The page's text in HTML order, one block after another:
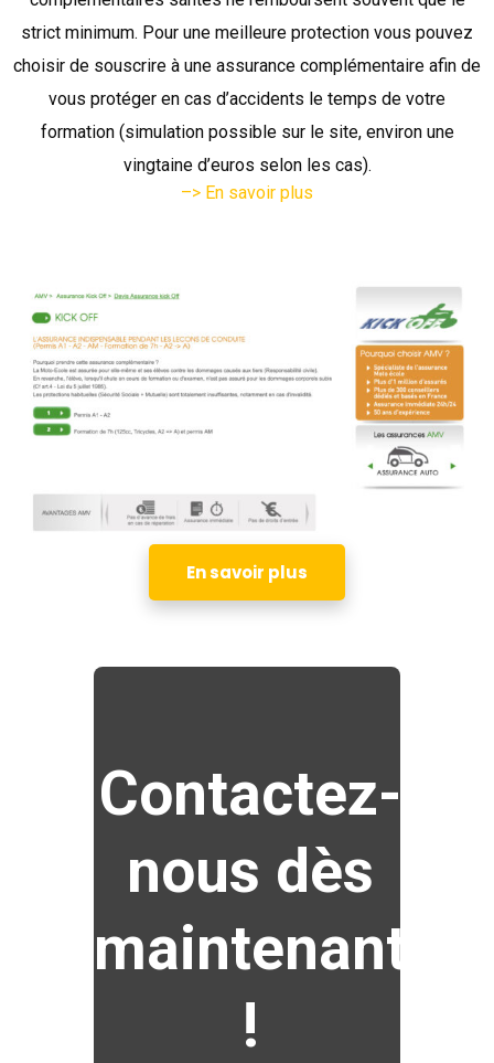
strict minimum. Pour une meilleure protection vous pouvez
choisir de souscrire à une assurance complémentaire afin de
vous protéger en cas d’accidents le temps de votre
formation (simulation possible sur le site, environ une
vingtaine d’euros selon les cas).
–> En savoir plus
En savoir plus
Contactez-
nous dès
maintenant
!